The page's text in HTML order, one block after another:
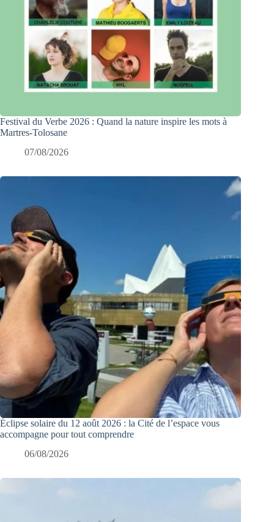
Festival du Verbe 2026 : Quand la nature inspire les mots à
Martres-Tolosane
07/08/2026
Éclipse solaire du 12 août 2026 : la Cité de l’espace vous
accompagne pour tout comprendre
06/08/2026